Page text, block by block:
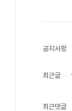
공지사항
최근글
최근댓글